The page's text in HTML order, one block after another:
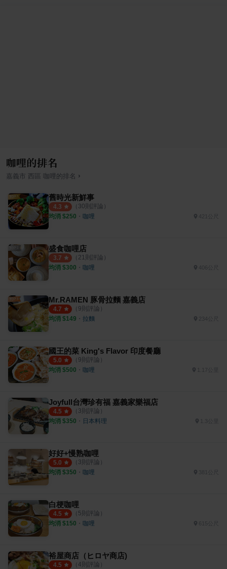
咖哩的排名
嘉義市 西區 咖哩 的排名 ›
舊時光新鮮事
4.3 （ 30則評論）
均消 $250 ・ 咖哩 421公尺
盛食咖哩店
3.7 （ 21 則評論）
均消 $300 ・ 咖哩 406公尺
Mr.RAMEN 豚骨拉麵 嘉義店
4.7 （ 9則評論）
均消 $149 ・ 拉麵 234公尺
國王的菜 King's Flavor 印度餐廳
5.0 （ 9則評論）
均消 $500 ・ 咖哩
Joyfull台灣珍有福 嘉義家樂福店
4.5 （ 3則評論）
均消 $350 ・ 日本料理
好好+慢熟咖哩
5.0 （ 3則評論）
均消 $350 ・ 咖哩
白梗咖哩
4.5 （ 5則評論）
均消 $150 ・ 咖哩 615公尺
裕屋商店（ヒロヤ商店)
4.5 （ 4則評論）